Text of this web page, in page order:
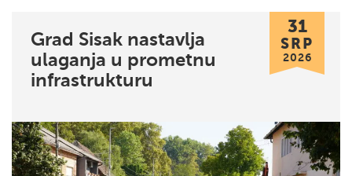
Grad Sisak nastavlja
ulaganja u prometnu
infrastrukturu
31
SRP
2026